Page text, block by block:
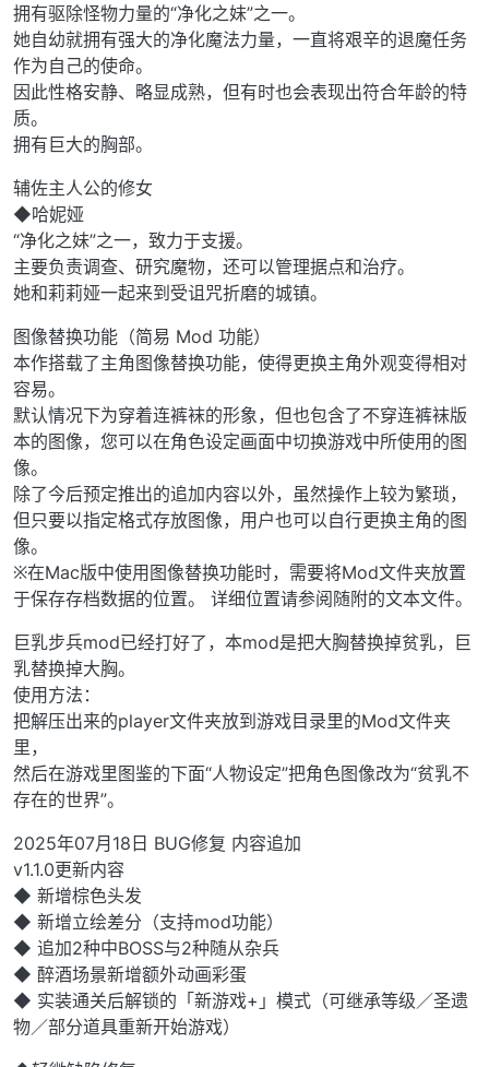
拥有驱除怪物力量的“净化之妹”之一。
她自幼就拥有强大的净化魔法力量，一直将艰辛的退魔任务
作为自己的使命。
因此性格安静、略显成熟，但有时也会表现出符合年龄的特
质。
拥有巨大的胸部。
辅佐主人公的修女
◆哈妮娅
“净化之妹”之一，致力于支援。
主要负责调查、研究魔物，还可以管理据点和治疗。
她和莉莉娅一起来到受诅咒折磨的城镇。
图像替换功能（简易 Mod 功能）
本作搭载了主角图像替换功能，使得更换主角外观变得相对
容易。
默认情况下为穿着连裤袜的形象，但也包含了不穿连裤袜版
本的图像，您可以在角色设定画面中切换游戏中所使用的图
像。
除了今后预定推出的追加内容以外，虽然操作上较为繁琐，
但只要以指定格式存放图像，用户也可以自行更换主角的图
像。
※在Mac版中使用图像替换功能时，需要将Mod文件夹放置
于保存存档数据的位置。 详细位置请参阅随附的文本文件。
巨乳步兵mod已经打好了，本mod是把大胸替换掉贫乳，巨
乳替换掉大胸。
使用方法：
把解压出来的player文件夹放到游戏目录里的Mod文件夹
里，
然后在游戏里图鉴的下面“人物设定”把角色图像改为“贫乳不
存在的世界”。
2025年07月18日 BUG修复 内容追加
v1.1.0更新内容
◆ 新增棕色头发
◆ 新增立绘差分（支持mod功能）
◆ 追加2种中BOSS与2种随从杂兵
◆ 醉酒场景新增额外动画彩蛋
◆ 实装通关后解锁的「新游戏+」模式（可继承等级／圣遗
物／部分道具重新开始游戏）